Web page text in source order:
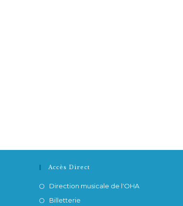
Accès Direct
Direction musicale de l'OHA
Billetterie